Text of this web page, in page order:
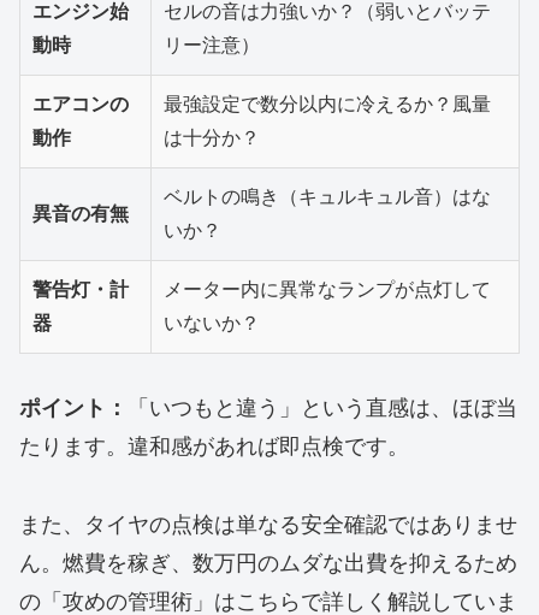
エンジン始
動時
セルの音は力強いか？（弱いとバッテ
リー注意）
エアコンの
動作
最強設定で数分以内に冷えるか？風量
は十分か？
異音の有無
ベルトの鳴き（キュルキュル音）はな
いか？
警告灯・計
器
メーター内に異常なランプが点灯して
いないか？
ポイント：
「いつもと違う」という直感は、ほぼ当
たります。違和感があれば即点検です。
​また、タイヤの点検は単なる安全確認ではありませ
ん。燃費を稼ぎ、数万円のムダな出費を抑えるため
の「攻めの管理術」はこちらで詳しく解説していま